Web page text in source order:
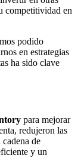
competitividad en
podido
en estrategias
ha sido clave
para mejorar
redujeron las
de
y un